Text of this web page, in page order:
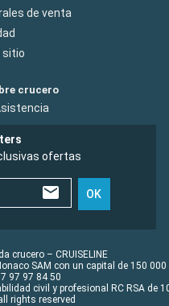
de venta
sitio
crucero
ofertas
OK
crucero – CRUISELINE
SAM con un capital de 150 000
97 97 84 50
civil y profesional RC RSA de
rights reserved